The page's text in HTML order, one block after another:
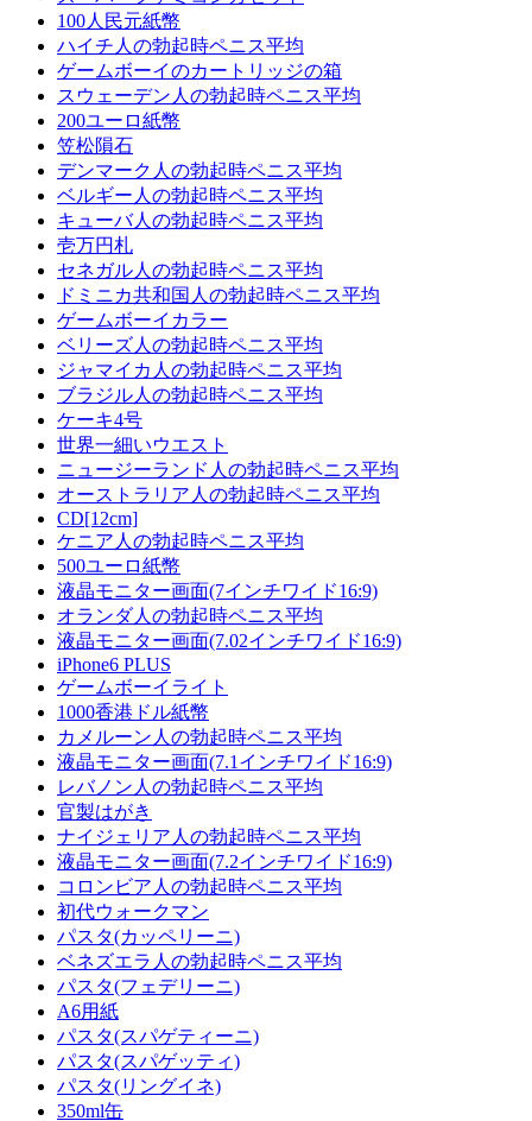
100人民元紙幣
ハイチ人の勃起時ペニス平均
ゲームボーイのカートリッジの箱
スウェーデン人の勃起時ペニス平均
200ユーロ紙幣
笠松隕石
デンマーク人の勃起時ペニス平均
ベルギー人の勃起時ペニス平均
キューバ人の勃起時ペニス平均
壱万円札
セネガル人の勃起時ペニス平均
ドミニカ共和国人の勃起時ペニス平均
ゲームボーイカラー
ベリーズ人の勃起時ペニス平均
ジャマイカ人の勃起時ペニス平均
ブラジル人の勃起時ペニス平均
ケーキ4号
世界一細いウエスト
ニュージーランド人の勃起時ペニス平均
オーストラリア人の勃起時ペニス平均
CD[12cm]
ケニア人の勃起時ペニス平均
500ユーロ紙幣
液晶モニター画面(7インチワイド16:9)
オランダ人の勃起時ペニス平均
液晶モニター画面(7.02インチワイド16:9)
iPhone6 PLUS
ゲームボーイライト
1000香港ドル紙幣
カメルーン人の勃起時ペニス平均
液晶モニター画面(7.1インチワイド16:9)
レバノン人の勃起時ペニス平均
官製はがき
ナイジェリア人の勃起時ペニス平均
液晶モニター画面(7.2インチワイド16:9)
コロンビア人の勃起時ペニス平均
初代ウォークマン
パスタ(カッペリーニ)
ベネズエラ人の勃起時ペニス平均
パスタ(フェデリーニ)
A6用紙
パスタ(スパゲティーニ)
パスタ(スパゲッティ)
パスタ(リングイネ)
350ml缶